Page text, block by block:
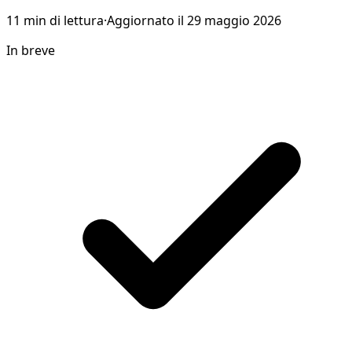
11 min di lettura·Aggiornato il 29 maggio 2026
In breve